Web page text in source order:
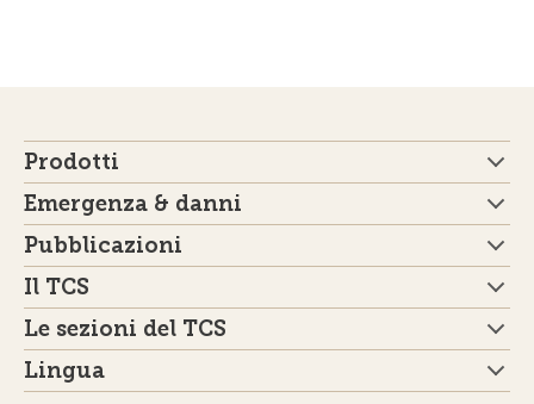
Prodotti
Emergenza & danni
Pubblicazioni
Il TCS
Le sezioni del TCS
Lingua